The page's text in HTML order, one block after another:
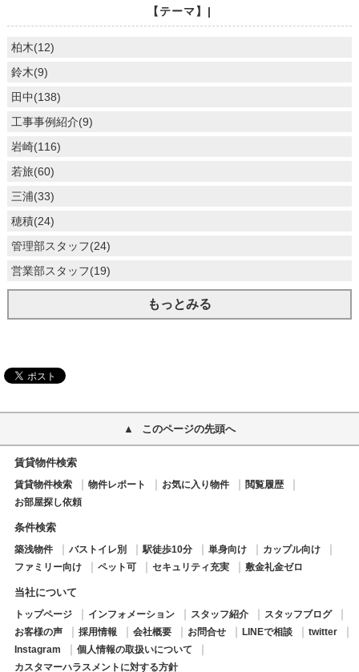
【テーマ】|
柏木(12)
鈴木(9)
田中(138)
工事事例紹介(9)
岩崎(116)
若旅(60)
三浦(33)
穂積(24)
管理部スタッフ(24)
営業部スタッフ(19)
もっとみる
このページの先頭へ
賃貸物件検索
賃貸物件検索 物件レポート お気に入り物件
閲覧履歴
お部屋探し依頼
条件検索
築浅物件 バストイレ別 駅徒歩10分 単身向け
カップル向け
ファミリー向け
ペット可 セキュリティ充実 敷金礼金ゼロ
当社について
トップページ インフォメーション スタッフ紹介
スタッフブログ
お客様の声
採用情報 会社概要 お問合せ LINEで相談
twitter
Instagram
個人情報の取扱いについて
カスタマーハラスメントに対する方針